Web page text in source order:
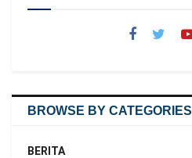
BROWSE BY CATEGORIES
BERITA